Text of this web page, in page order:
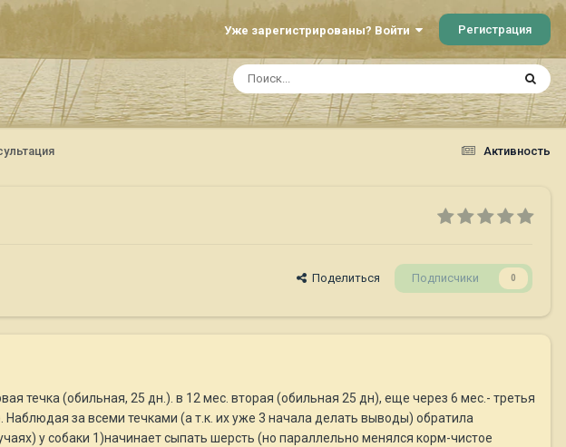
Уже зарегистрированы? Войти Регистрация
Активность
Поделиться Подписчики 0
течка (обильная, 25 дн.). в 12 мес. вторая (обильная 25 дн), еще через 6 мес.- третья
за всеми течками (а т.к. их уже 3 начала делать выводы) обратила
у собаки 1)начинает сыпать шерсть (но параллельно менялся корм-чистое